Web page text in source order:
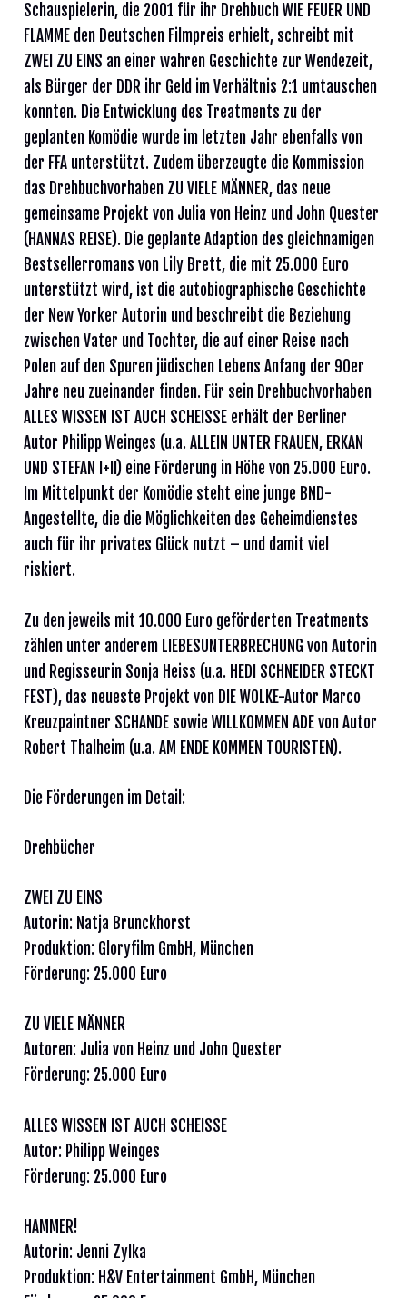
Schauspielerin, die 2001 für ihr Drehbuch WIE FEUER UND
FLAMME den Deutschen Filmpreis erhielt, schreibt mit
ZWEI ZU EINS an einer wahren Geschichte zur Wendezeit,
als Bürger der DDR ihr Geld im Verhältnis 2:1 umtauschen
konnten. Die Entwicklung des Treatments zu der
geplanten Komödie wurde im letzten Jahr ebenfalls von
der FFA unterstützt. Zudem überzeugte die Kommission
das Drehbuchvorhaben ZU VIELE MÄNNER, das neue
gemeinsame Projekt von Julia von Heinz und John Quester
(HANNAS REISE). Die geplante Adaption des gleichnamigen
Bestsellerromans von Lily Brett, die mit 25.000 Euro
unterstützt wird, ist die autobiographische Geschichte
der New Yorker Autorin und beschreibt die Beziehung
zwischen Vater und Tochter, die auf einer Reise nach
Polen auf den Spuren jüdischen Lebens Anfang der 90er
Jahre neu zueinander finden. Für sein Drehbuchvorhaben
ALLES WISSEN IST AUCH SCHEISSE erhält der Berliner
Autor Philipp Weinges (u.a. ALLEIN UNTER FRAUEN, ERKAN
UND STEFAN I+II) eine Förderung in Höhe von 25.000 Euro.
Im Mittelpunkt der Komödie steht eine junge BND-
Angestellte, die die Möglichkeiten des Geheimdienstes
auch für ihr privates Glück nutzt – und damit viel
riskiert.
Zu den jeweils mit 10.000 Euro geförderten Treatments
zählen unter anderem LIEBESUNTERBRECHUNG von Autorin
und Regisseurin Sonja Heiss (u.a. HEDI SCHNEIDER STECKT
FEST), das neueste Projekt von DIE WOLKE-Autor Marco
Kreuzpaintner SCHANDE sowie WILLKOMMEN ADE von Autor
Robert Thalheim (u.a. AM ENDE KOMMEN TOURISTEN).
Die Förderungen im Detail:
Drehbücher
ZWEI ZU EINS
Autorin: Natja Brunckhorst
Produktion: Gloryfilm GmbH, München
Förderung: 25.000 Euro
ZU VIELE MÄNNER
Autoren: Julia von Heinz und John Quester
Förderung: 25.000 Euro
ALLES WISSEN IST AUCH SCHEISSE
Autor: Philipp Weinges
Förderung: 25.000 Euro
HAMMER!
Autorin: Jenni Zylka
Produktion: H&V Entertainment GmbH, München